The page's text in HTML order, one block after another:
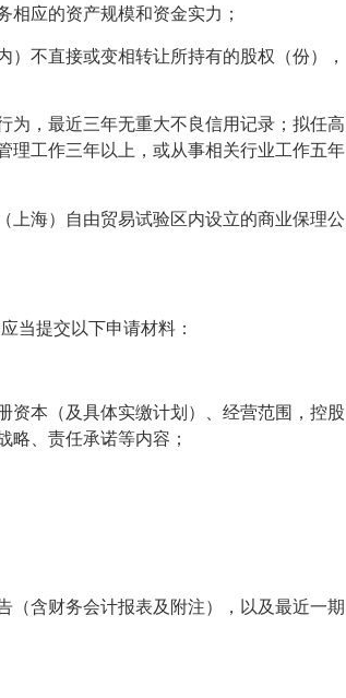
应的资产规模和资金实力；
）不直接或变相转让所持有的股权（份），
为，最近三年无重大不良信用记录；拟任高
理工作三年以上，或从事相关行业工作五年
上海）自由贸易试验区内设立的商业保理公
当提交以下申请材料：
资本（及具体实缴计划）、经营范围，控股
略、责任承诺等内容；
（含财务会计报表及附注），以及最近一期